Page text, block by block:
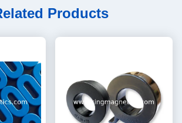
Products